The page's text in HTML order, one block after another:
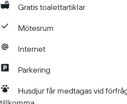
Gratis toalettartiklar
Mötesrum
Internet
Parkering
Husdjur får medtagas vid